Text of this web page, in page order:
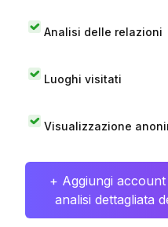
Analisi delle relazioni
Luoghi visitati
Visualizzazione
+ Aggiungi
analisi dettagliata